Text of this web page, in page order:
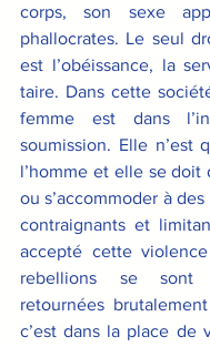
corps, son sexe
phallocrates. Le seul
est l’obéissance, la
taire. Dans cette
femme est dans
soumission. Elle n’est
l’homme et elle se doit
ou s’accommoder à
contraignants et
accepté cette
rebellions se sont
retournées
c’est dans la place de